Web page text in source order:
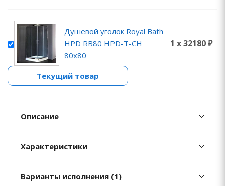
Душевой уголок Royal Bath
HPD RB80 HPD-T-CH
80x80
1 x 32180 ₽
Текущий товар
Описание
Характеристики
Варианты исполнения (1)